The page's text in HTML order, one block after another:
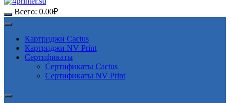
Всего: 0.00₽
Картриджи Cactus
Картриджи NV Print
Сертификаты
Сертификаты Cactus
Сертификаты NV Print